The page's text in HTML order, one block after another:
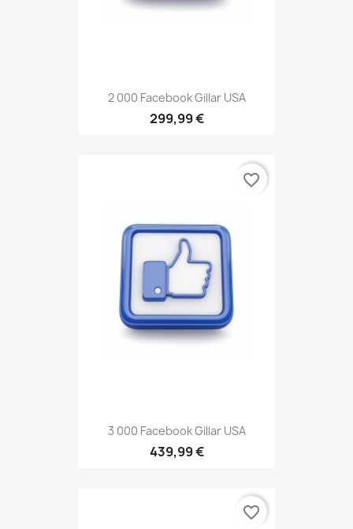
2 000 Facebook Gillar USA
299,99 €
3 000 Facebook Gillar USA
439,99 €
favorite_border
favorite_border